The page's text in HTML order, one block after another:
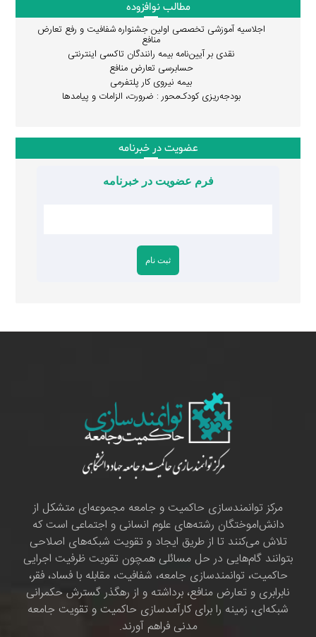
مطالب نوافزوده
اجلاسیه آموزشی تخصصی اولین جشنواره شفافیت و رفع تعارض
منافع
نقدی بر آیین‌نامه بیمه رانندگان تاکسی اینترنتی
حسابرسی تعارض منافع
بیمه نیروی کار پلتفرمی
بودجه‌ریزی کودک‌محور : ضرورت، الزامات و پیامدها
عضویت در خبرنامه
فرم عضویت در خبرنامه
مرکز توانمندسازی حاکمیت و جامعه مجموعه‌ای متشکل از
دانش‌اموختگان رشته‌های علوم انسانی و اجتماعی است که
تلاش می‌کنند تا از طریق ایجاد و تقویت شبکه‌های اصلاحی
بتوانند گام‌هایی در حل مسائلی همچون تقویت ظرفیت اجرایی
حاکمیت، توانمندسازی جامعه، شفافیت، مقابله با فساد، فقر،
نابرابری و تعارض منافع، برداشته و از رهگذر گسترش حکمرانی
شبکه‌ای، زمینه را برای کارآمدسازی حاکمیت و تقویت جامعه
مدنی فراهم آورند.